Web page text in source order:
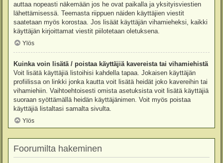
auttaa nopeasti näkemään jos he ovat paikalla ja yksityisviestien
lähettämisessä. Teemasta riippuen näiden käyttäjien viestit
saatetaan myös korostaa. Jos lisäät käyttäjän vihamieheksi, kaikki
käyttäjän kirjoittamat viestit piilotetaan oletuksena.
Ylös
Kuinka voin lisätä / poistaa käyttäjiä kavereista tai vihamiehistä
Voit lisätä käyttäjiä listoihisi kahdella tapaa. Jokaisen käyttäjän
profiilissa on linkki jonka kautta voit lisätä heidät joko kavereihin tai
vihamiehiin. Vaihtoehtoisesti omista asetuksista voit lisätä käyttäjiä
suoraan syöttämällä heidän käyttäjänimen. Voit myös poistaa
käyttäjiä listaltasi samalta sivulta.
Ylös
Foorumilta hakeminen